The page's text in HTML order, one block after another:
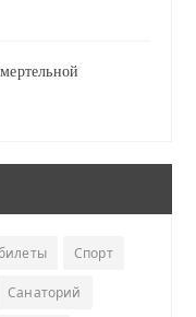
Спорт
Санаторий